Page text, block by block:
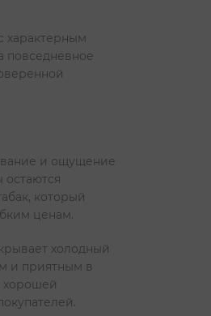
характерным
повседневное
и ощущение
который
ценам.
холодный
и приятным в
хорошей